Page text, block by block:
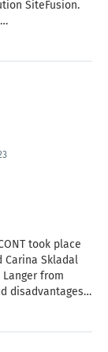
SiteFusion.
took place
Carina Skladal
Langer from
disadvantages